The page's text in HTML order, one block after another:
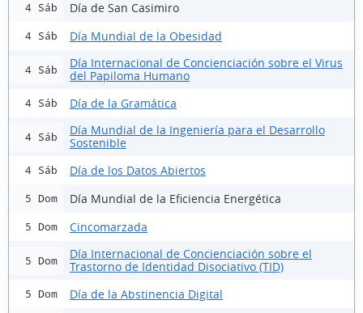
4 Sáb Día de San Casimiro
4 Sáb Día Mundial de la Obesidad
4 Sáb
Día Internacional de Concienciación sobre el Virus
del Papiloma Humano
4 Sáb Día de la Gramática
4 Sáb
Día Mundial de la Ingeniería para el Desarrollo
Sostenible
4 Sáb Día de los Datos Abiertos
5 Dom Día Mundial de la Eficiencia Energética
5 Dom Cincomarzada
5 Dom
Día Internacional de Concienciación sobre el
Trastorno de Identidad Disociativo (TID)
5 Dom Día de la Abstinencia Digital